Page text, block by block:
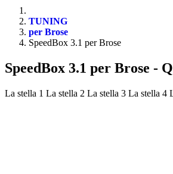
TUNING
per Brose
SpeedBox 3.1 per Brose
SpeedBox 3.1 per Brose -
La stella 1 La stella 2 La stella 3 La stella 4